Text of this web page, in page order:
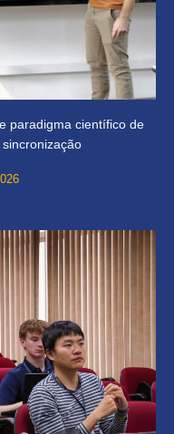
paradigma científico de